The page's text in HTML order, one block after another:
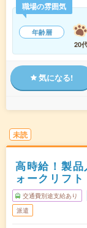
職場の雰囲気
年齢層
20
気になる!
未読
高時給！製
ォークリフト
交通費別途支給あり
派遣